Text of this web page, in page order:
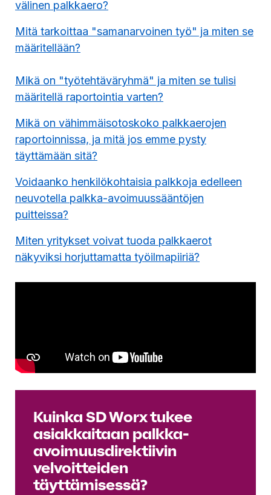
välinen palkkaero?
Mitä tarkoittaa "samanarvoinen työ" ja miten se
määritellään?
Mikä on "työtehtäväryhmä" ja miten se tulisi
määritellä raportointia varten?
Mikä on vähimmäisotoskoko palkkaerojen
raportoinnissa, ja mitä jos emme pysty
täyttämään sitä?
Voidaanko henkilökohtaisia palkkoja edelleen
neuvotella palkka-avoimuussääntöjen
puitteissa?
Miten yritykset voivat tuoda palkkaerot
näkyviksi horjuttamatta työilmapiiriä?
Kuinka SD Worx tukee
asiakkaitaan palkka-
avoimuusdirektiivin
velvoitteiden
täyttämisessä?